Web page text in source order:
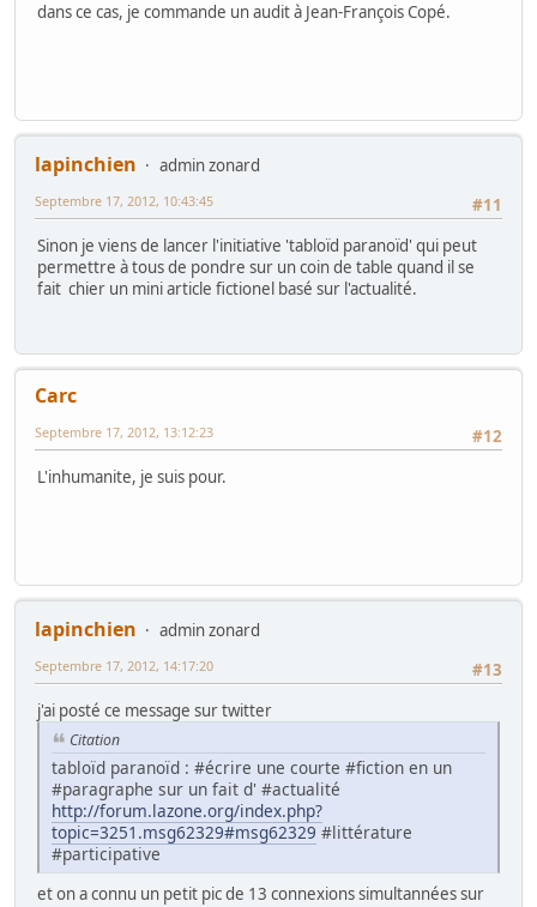
dans ce cas, je commande un audit à Jean-François Copé.
lapinchien
admin zonard
#11
Septembre 17, 2012, 10:43:45
Sinon je viens de lancer l'initiative 'tabloïd paranoïd' qui peut
permettre à tous de pondre sur un coin de table quand il se
fait chier un mini article fictionel basé sur l'actualité.
Carc
#12
Septembre 17, 2012, 13:12:23
L'inhumanite, je suis pour.
lapinchien
admin zonard
#13
Septembre 17, 2012, 14:17:20
j'ai posté ce message sur twitter
Citation
tabloïd paranoïd : #écrire une courte #fiction en un
#paragraphe sur un fait d' #actualité
http://forum.lazone.org/index.php?
topic=3251.msg62329#msg62329 #littérature
#participative
et on a connu un petit pic de 13 connexions simultannées sur